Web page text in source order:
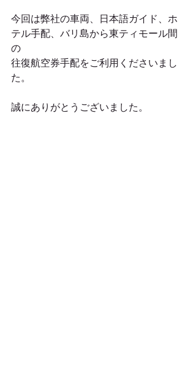
今回は弊社の車両、日本語ガイド、ホ
テル手配、バリ島から東ティモール間
の
往復航空券手配をご利用くださいまし
た。
誠にありがとうございました。